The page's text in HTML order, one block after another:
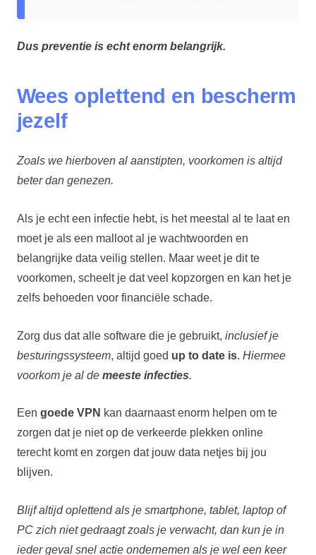
Dus preventie is echt enorm belangrijk.
Wees oplettend en bescherm
jezelf
Zoals we hierboven al aanstipten, voorkomen is altijd
beter dan genezen.
Als je echt een infectie hebt, is het meestal al te laat en
moet je als een malloot al je wachtwoorden en
belangrijke data veilig stellen. Maar weet je dit te
voorkomen, scheelt je dat veel kopzorgen en kan het je
zelfs behoeden voor financiële schade.
Zorg dus dat alle software die je gebruikt, inclusief je
besturingssysteem, altijd goed up to date is. Hiermee
voorkom je al de meeste infecties.
Een goede VPN kan daarnaast enorm helpen om te
zorgen dat je niet op de verkeerde plekken online
terecht komt en zorgen dat jouw data netjes bij jou
blijven.
Blijf altijd oplettend als je smartphone, tablet, laptop of
PC zich niet gedraagt zoals je verwacht, dan kun je in
ieder geval snel actie ondernemen als je wel een keer